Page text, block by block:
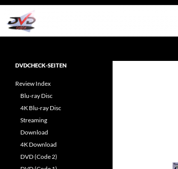
Zum
Inhalt
springen
Reviews rund ums Heimkino &
DVDCHECK-SEITEN
Review Index
Blu-ray Disc
4K Blu-ray Disc
Streaming
Download
4K Download
DVD (Code 2)